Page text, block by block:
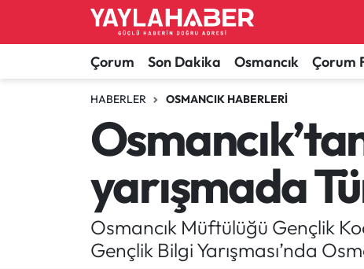
Çorum Son Dakika Osmancık Çorum
HABERLER OSMANCIK HABERLERI
yarışmada
Osmancık Müftülüğü Gençlik
Gençlik Bilgi Yarışması’nda
Alaca Haberleri
Bayat Haberleri
Bilgi - Keşfet Haberleri
Bilim ve Teknoloji
Boğazkale Haberleri
Çorum Haberleri
Çorum Nöbetçi Eczaneler
Çorum Hava Durumu
Çorum Namaz Vakitleri
Çorum Trafik Yoğunluk Haritası
TFF 1.Lig Puan Durumu ve Fikstür
Tüm Manşetler